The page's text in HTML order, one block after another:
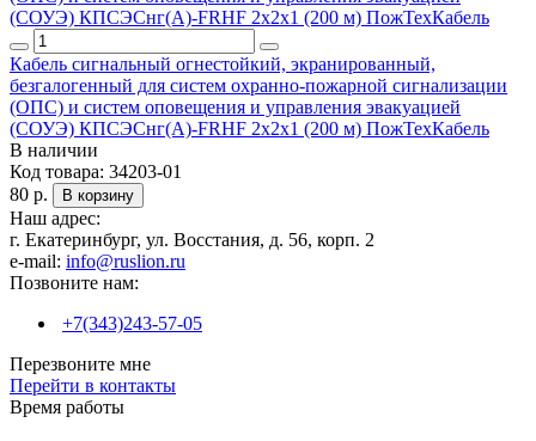
Кабель сигнальный огнестойкий, экранированный,
безгалогенный для систем охранно-пожарной сигнализации
(ОПС) и систем оповещения и управления эвакуацией
(СОУЭ) КПСЭСнг(А)-FRHF 2x2x1 (200 м) ПожТехКабель
В наличии
Код товара: 34203-01
80 р.
В корзину
Наш адрес:
г. Екатеринбург, ул. Восстания, д. 56, корп. 2
e-mail: info@ruslion.ru
Позвоните нам:
+7(343)243-57-05
Перезвоните мне
Перейти в контакты
Время работы